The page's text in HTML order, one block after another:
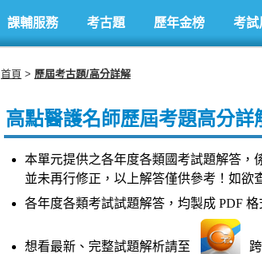
課輔服務 考古題 歷年金榜 考試
首頁 歷屆考古題/高分詳解
高點醫護名師歷屆考題高分詳
本單元提供之各年度各類國考試題解答，
並未再行修正，以上解答僅供參考！如欲
各年度各類考試試題解答，均製成 PDF
想看最新、完整試題解析請至